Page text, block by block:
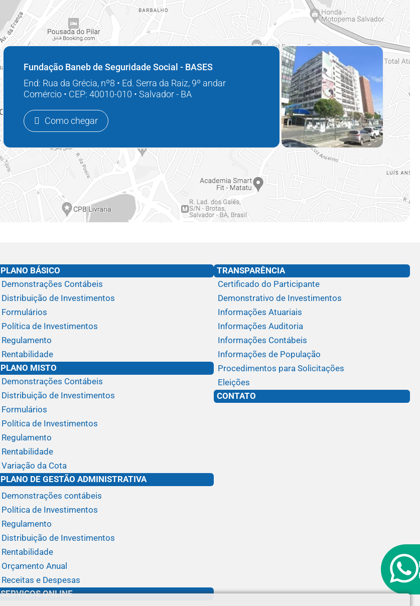
Fundação Baneb de Seguridade Social - BASES
End: Rua da Grécia, nº8 • Ed. Serra da Raiz, 9º andar
Comércio • CEP: 40010-010 • Salvador - BA
Como chegar
PLANO BÁSICO
Demonstrações Contábeis
Distribuição de Investimentos
Formulários
Política de Investimentos
Regulamento
Rentabilidade
PLANO MISTO
Demonstrações Contábeis
Distribuição de Investimentos
Formulários
Política de Investimentos
Regulamento
Rentabilidade
Variação da Cota
PLANO DE GESTÃO ADMINISTRATIVA
Demonstrações contábeis
Política de Investimentos
Regulamento
Distribuição de Investimentos
Rentabilidade
Orçamento Anual
Receitas e Despesas
SERVIÇOS ONLINE
TRANSPARÊNCIA
Certificado do Participante
Demonstrativo de Investimentos
Informações Atuariais
Informações Auditoria
Informações Contábeis
Informações de População
Procedimentos para Solicitações
Eleições
CONTATO